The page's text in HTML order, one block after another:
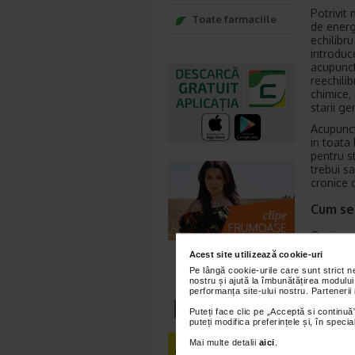
Acest site utilizează cookie-uri
Pe lângă cookie-urile care sunt strict
nostru și ajută la îmbunătățirea
performanța site-ului nostru.
Puteți face clic pe „Acceptă si
puteți modifica preferințele și, în
Mai multe detalii aici
Potrivit
de
starii
in toata
pentru
trebui
cronice
Cum
O prima
unica
sau
cateva
Toate farmaciile